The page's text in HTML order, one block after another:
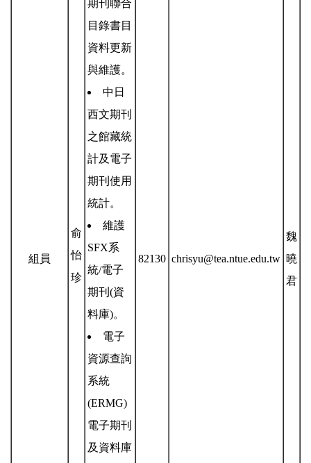
組員
俞
怡
珍
期刊聯合
目錄書目
資料更新
與維護。
中日
西文期刊
之館藏統
計及電子
期刊使用
統計。
維護
SFX系
統/電子
期刊(資
料庫)。
電子
資源查詢
系統
(ERMG)
電子期刊
及資料庫
82130 chrisyu@tea.ntue.edu.tw
魏
曉
君